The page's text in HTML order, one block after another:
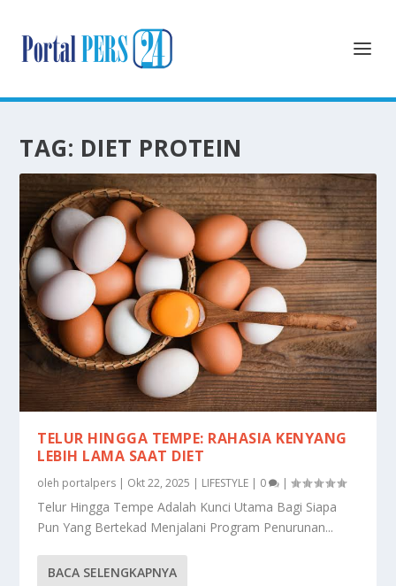
TAG: DIET PROTEIN
TELUR HINGGA TEMPE: RAHASIA KENYANG
LEBIH LAMA SAAT DIET
oleh portalpers | Okt 22, 2025 | LIFESTYLE | 0 |
Telur Hingga Tempe Adalah Kunci Utama Bagi Siapa
Pun Yang Bertekad Menjalani Program Penurunan...
BACA SELENGKAPNYA